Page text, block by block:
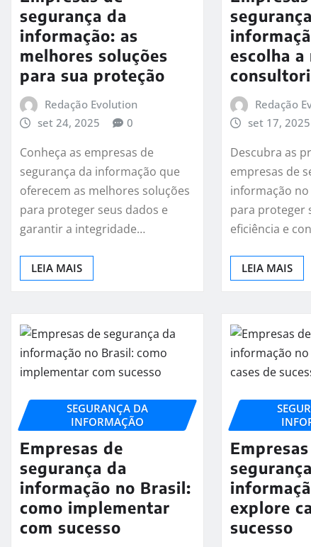
segurança da
informação: as
melhores soluções
para sua proteção
Redação Evolution
set 24, 2025
0
Conheça as empresas de
segurança da informação que
oferecem as melhores soluções
para proteger seus dados e
garantir a integridade…
LEIA MAIS
escolha a
Redação
set 17, 2025
Descubra as
empresas de
informação
para proteger
eficiência e
LEIA MAIS
SEGURANÇA DA
INFORMAÇÃO
Empresas de
segurança da
informação no Brasil:
como implementar
com sucesso
explore
sucesso